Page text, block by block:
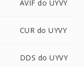
AVIF do UYVY
CUR do UYVY
DDS do UYVY